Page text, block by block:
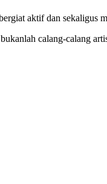
aktif dan sekaligus
calang-calang